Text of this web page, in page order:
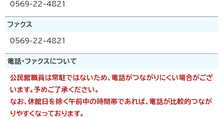
0569-22-4821
ファクス
0569-22-4821
電話・ファクスについて
公民館職員は常駐ではないため、電話がつながりにくい場合がござ
います。予めご了承ください。
なお、休館日を除く午前中の時間帯であれば、電話が比較的つなが
りやすくなっております。